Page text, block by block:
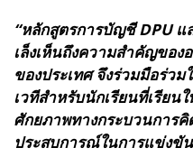
“หลักสูตรการบัญชี DPU
เล็งเห็นถึงความสำคัญขอ
ของประเทศ จึงร่วมมือร่ว
เวทีสำหรับนักเรียนที่เรีย
ศักยภาพทางกระบวนการคิ
ประสบการณ์ในการแข่งขั